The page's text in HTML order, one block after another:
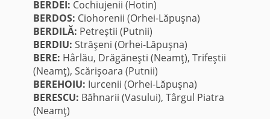
BERDEI: Cochiujenii (Hotin)
BERDOS: Ciohorenii (Orhei-Lăpuşna)
BERDILĂ: Petreştii (Putnii)
BERDIU: Străşeni (Orhei-Lăpuşna)
BERE: Hârlău, Drăgăneşti (Neamţ), Trifeştii
(Neamţ), Scărişoara (Putnii)
BEREHOIU: Iurcenii (Orhei-Lăpuşna)
BERESCU: Băhnarii (Vasului), Târgul Piatra
(Neamţ)